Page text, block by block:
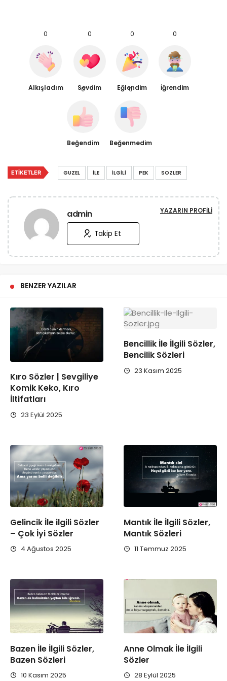
0
Alkışladım
0
Sevdim
0
Eğlendim
0
İğrendim
0
Beğendim
0
Beğenmedim
ETIKETLER GUZEL İLE İLGILI PEK SOZLER
admin YAZARIN PROFILI
Takip Et
BENZER YAZILAR
Kıro Sözler | Sevgiliye
Komik Keko, Kıro
İltifatları
23 Eylül 2025
Bencillik İle İlgili Sözler,
Bencilik Sözleri
23 Kasım 2025
Gelincik İle ilgili Sözler
– Çok İyi Sözler
4 Ağustos 2025
Mantık İle İlgili Sözler,
Mantık Sözleri
11 Temmuz 2025
Bazen İle İlgili Sözler,
Bazen Sözleri
10 Kasım 2025
Anne Olmak İle İlgili
Sözler
28 Eylül 2025